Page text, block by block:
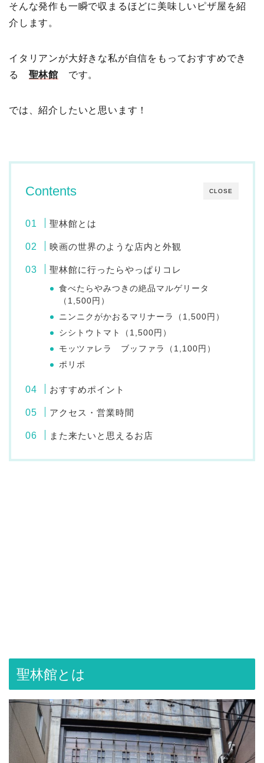
そんな発作も一瞬で収まるほどに美味しいピザ屋を紹
介します。
イタリアンが大好きな私が自信をもっておすすめでき
る 聖林館 です。
では、紹介したいと思います！
CLOSE
Contents
聖林館とは
映画の世界のような店内と外観
聖林館に行ったらやっぱりコレ
食べたらやみつきの絶品マルゲリータ
（1,500円）
ニンニクがかおるマリナーラ（1,500円）
シシトウトマト（1,500円）
モッツァレラ ブッファラ（1,100円）
ポリポ
おすすめポイント
アクセス・営業時間
また来たいと思えるお店
聖林館とは